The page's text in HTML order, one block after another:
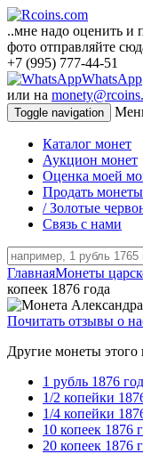
..мне надо оценить и
фото отправляйте
+7 (995) 777-
WhatsApp
или на
Toggle navigation
Каталог монет
Аукцион монет
Оценка моей
Продать монеты
/ Золотые
Связь с нами
ГлавнаяМонеты
копеек 1876 года
Почитать отзывы о
Другие монеты этого
1 рубль 1876
1/2 копейки
1/4 копейки
10 копеек 1876
20 копеек 1876